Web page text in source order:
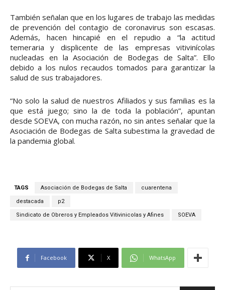
También señalan que en los lugares de trabajo las medidas
de prevención del contagio de coronavirus son escasas.
Además, hacen hincapié en el repudio a “la actitud
temeraria y displicente de las empresas vitivinícolas
nucleadas en la Asociación de Bodegas de Salta”. Ello
debido a los nulos recaudos tomados para garantizar la
salud de sus trabajadores.
“No solo la salud de nuestros Afiliados y sus familias es la
que está juego; sino la de toda la población”, apuntan
desde SOEVA, con mucha razón, no sin antes señalar que la
Asociación de Bodegas de Salta subestima la gravedad de
la pandemia global.
TAGS Asociación de Bodegas de Salta cuarentena
destacada p2
Sindicato de Obreros y Empleados Vitivinicolas y Afines SOEVA
Facebook X WhatsApp